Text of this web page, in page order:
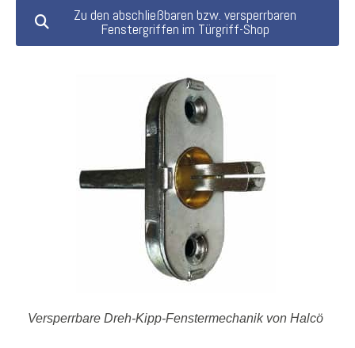
Zu den abschließbaren bzw. versperrbaren
Fenstergriffen im Türgriff-Shop
Versperrbare Dreh-Kipp-Fenstermechanik von Halcö